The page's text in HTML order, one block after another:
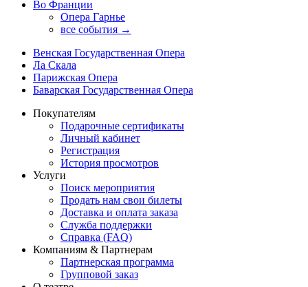
Во Франции
Опера Гарнье
все события →
Венская Государственная Опера
Ла Скала
Парижская Опера
Баварская Государственная Опера
Покупателям
Подарочные сертификаты
Личный кабинет
Регистрация
История просмотров
Услуги
Поиск мероприятия
Продать нам свои билеты
Доставка и оплата заказа
Служба поддержки
Справка (FAQ)
Компаниям & Партнерам
Партнерская программа
Групповой заказ